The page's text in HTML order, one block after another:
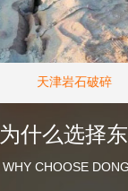
天津岩石破碎
为什么选择
WHY CHOOSE